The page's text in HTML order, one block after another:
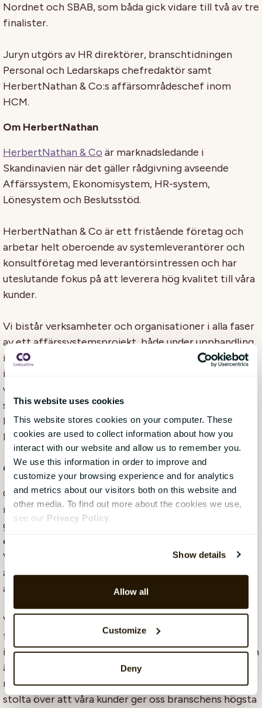
This website uses cookies
This website stores cookies on your computer. These
cookies are used to collect information about how you
interact with our website and allow us to remember you.
We use this information in order to improve and
customize your browsing experience and for analytics
and metrics about our visitors both on this website and
other media. To find out more about the cookies we use,
see our Privacy Policy
Show details
Allow all
Customize
Deny
Nordnet och SBAB, som båda gick vidare till två av tre
finalister.
Juryn utgörs av HR direktörer, branschtidningen
Personal och Ledarskaps chefredaktör samt
HerbertNathan & Co:s affärsområdeschef inom
HCM.
Om HerbertNathan
HerbertNathan & Co är marknadsledande i
Skandinavien när det gäller rådgivning avseende
Affärssystem, Ekonomisystem, HR-system,
Lönesystem och Beslutsstöd.
HerbertNathan & Co är ett fristående företag och
arbetar helt oberoende av systemleverantörer och
konsultföretag med leverantörsintressen och har
uteslutande fokus på att leverera hög kvalitet till våra
kunder.
Vi bistår verksamheter och organisationer i alla faser
av ett affärssystemsprojekt, både under upphandling,
implementering och efter implementering. Vi
informerar om hur man uppnår det
verksamhetsmässigt mest optimala resultatet i
samband med investeringar gällande affärssystem,
Ekonomisystem, HR-system, Lönesystem och
Beslutsstöd.
Om CatalystOne
CatalystOne hjälper organisationer att utveckla deras
mest värdefulla tillgång, människor. Detta gör vi
genom att erbjuda ett heltäckande HCM-system som
ökar kvalitet och säkerhet i HR-data och processer.
Våra kunder kan därigenom spendera mindre tid på
administration och mer tid på att uppnå sina
affärsmål.
Våra kunder är vår absolut viktigaste källa till
framgång varpå ett digitalt HR-system som upplevs
intuitivt och tillfredsställande, med applikationer som
är lätta att implementera, är A och O för att skapa
nytta för slutanvändaren. Vi är glada och ödmjukt
stolta över att våra kunder ger oss branschens högsta